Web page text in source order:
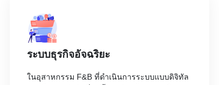
ระบบธุรกิจอัจฉริยะ
ในอุสาหกรรม F&B ที่ดำเนินการระบบแบบดิจิทัล